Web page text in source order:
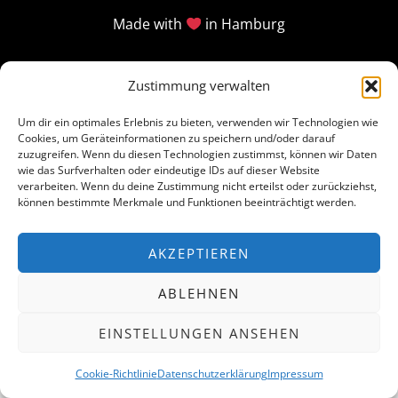
Zustimmung verwalten
Um dir ein optimales Erlebnis zu bieten, verwenden wir Technologien wie
Cookies, um Geräteinformationen zu speichern und/oder darauf
zuzugreifen. Wenn du diesen Technologien zustimmst, können wir Daten
wie das Surfverhalten oder eindeutige IDs auf dieser Website
verarbeiten. Wenn du deine Zustimmung nicht erteilst oder zurückziehst,
können bestimmte Merkmale und Funktionen beeinträchtigt werden.
AKZEPTIEREN
ABLEHNEN
EINSTELLUNGEN ANSEHEN
Cookie-RichtlinieDatenschutzerklärungImpressum
Made with in Hamburg